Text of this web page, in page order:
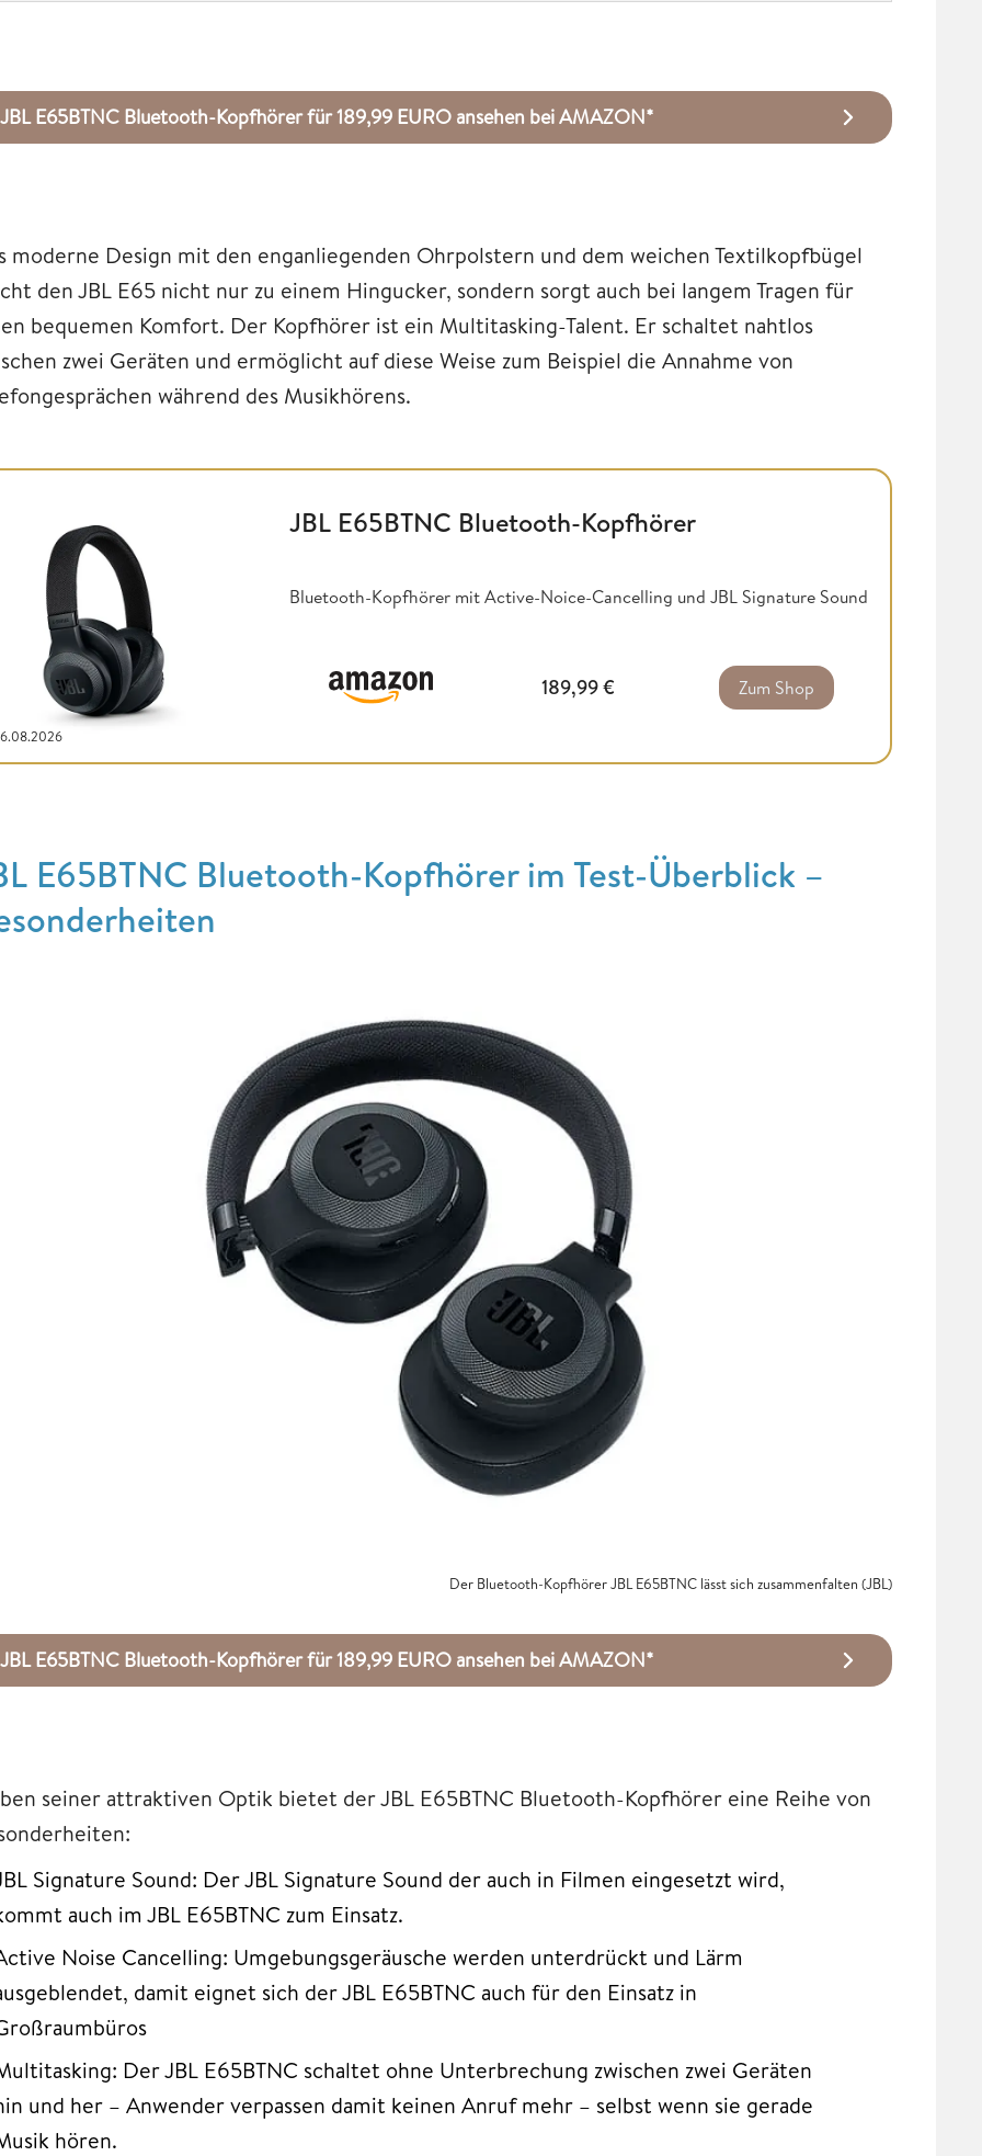
JBL E65BTNC Bluetooth-Kopfhörer für 189,99 EURO ansehen bei AMAZON*
moderne Design mit den enganliegenden Ohrpolstern und dem weichen Textilkopfbügel
den JBL E65 nicht nur zu einem Hingucker, sondern sorgt auch bei langem Tragen für
bequemen Komfort. Der Kopfhörer ist ein Multitasking-Talent. Er schaltet nahtlos
zwei Geräten und ermöglicht auf diese Weise zum Beispiel die Annahme von
während des Musikhörens.
JBL E65BTNC Bluetooth-Kopfhörer
Bluetooth-Kopfhörer mit Active-Noice-Cancelling und JBL Signature Sound
189,99€ Zum Shop
E65BTNC Bluetooth-Kopfhörer im Test-Überblick –
Der Bluetooth-Kopfhörer JBL E65BTNC lässt sich zusammenfalten (JBL)
JBL E65BTNC Bluetooth-Kopfhörer für 189,99 EURO ansehen bei AMAZON*
seiner attraktiven Optik bietet der JBL E65BTNC Bluetooth-Kopfhörer eine Reihe von
Signature Sound: Der JBL Signature Sound der auch in Filmen eingesetzt wird,
auch im JBL E65BTNC zum Einsatz.
Noise Cancelling: Umgebungsgeräusche werden unterdrückt und Lärm
damit eignet sich der JBL E65BTNC auch für den Einsatz in
Der JBL E65BTNC schaltet ohne Unterbrechung zwischen zwei Geräten
und her – Anwender verpassen damit keinen Anruf mehr – selbst wenn sie gerade
hören.